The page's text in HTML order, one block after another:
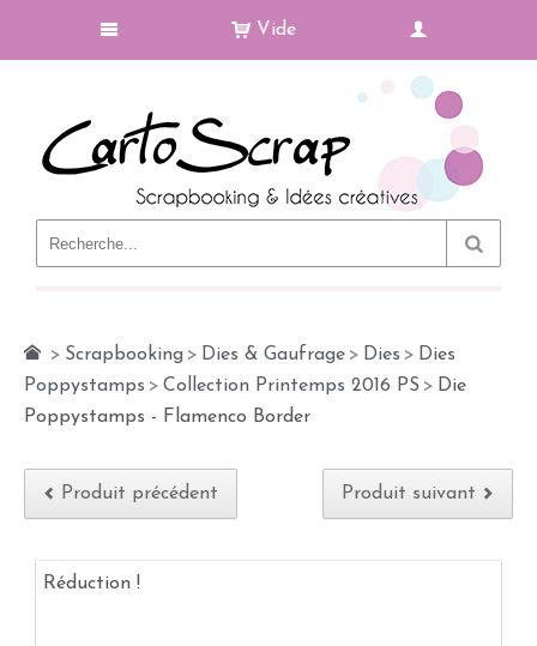
Vide
> Scrapbooking > Dies & Gaufrage > Dies > Dies
Poppystamps > Collection Printemps 2016 PS > Die
Poppystamps - Flamenco Border
Produit précédent Produit suivant
Réduction !